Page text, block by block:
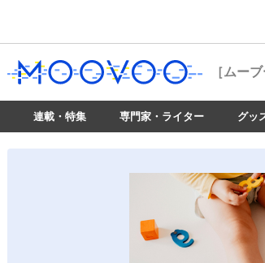
［ムーブ
連載・特集 専門家・ライター グッ